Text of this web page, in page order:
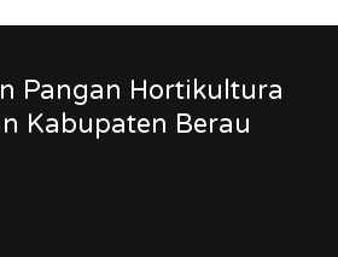
Pangan Hortikultura
Kabupaten Berau